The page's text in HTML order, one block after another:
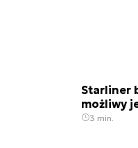
Starliner
możliwy
3 min.